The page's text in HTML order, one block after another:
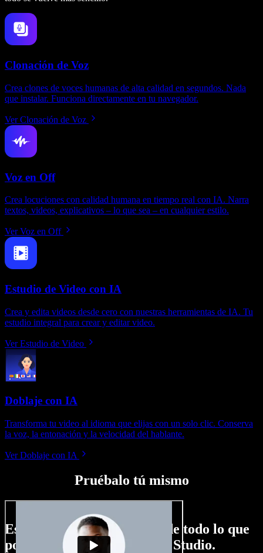
Clonación de Voz
Crea clones de voces humanas de alta calidad en segundos. Nada
que instalar. Funciona directamente en tu navegador.
Ver Clonación de Voz
Voz en Off
Crea locuciones con calidad humana en tiempo real con IA. Narra
textos, videos, explicativos – lo que sea – en cualquier estilo.
Ver Voz en Off
Estudio de Video con IA
Crea y edita videos desde cero con nuestras herramientas de IA. Tu
estudio integral para crear y editar video.
Ver Estudio de Video
Doblaje con IA
Transforma tu video al idioma que elijas con un solo clic. Conserva
la voz, la entonación y la velocidad del hablante.
Ver Doblaje con IA
Pruébalo tú mismo
Esto es solo una probadita de todo lo que
podrás hacer con Speechify Studio.